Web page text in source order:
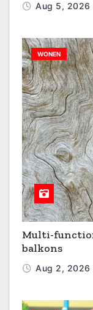
Aug 5, 2026
WONEN
Multi-
balkons
Aug 2, 2026